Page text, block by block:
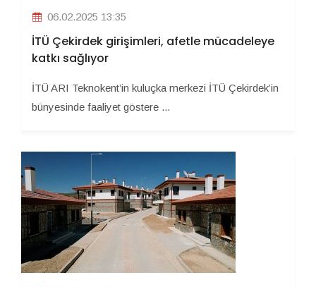
06.02.2025 13:35
İTÜ Çekirdek girişimleri, afetle mücadeleye
katkı sağlıyor
İTÜ ARI Teknokent’in kuluçka merkezi İTÜ Çekirdek’in
bünyesinde faaliyet göstere ...